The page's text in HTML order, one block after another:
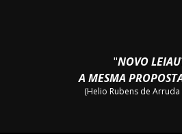
"NOVO
A MESMA
(Helio Rubens de